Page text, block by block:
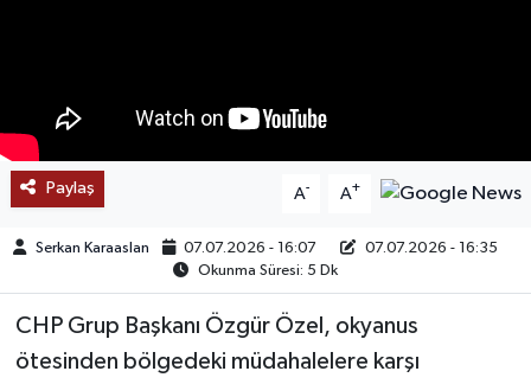
Paylaş A- A+
Serkan Karaaslan 07.07.2026 - 16:07
07.07.2026 - 16:35
Okunma Süresi: 5 Dk
CHP Grup Başkanı Özgür Özel, okyanus
ötesinden bölgedeki müdahalelere karşı
DÜNYA
TREND